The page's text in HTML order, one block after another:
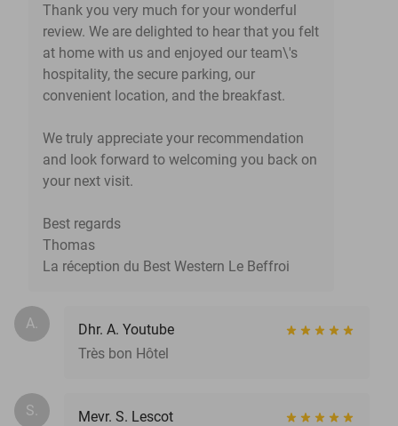
Thank you very much for your wonderful
review. We are delighted to hear that you felt
at home with us and enjoyed our team\'s
hospitality, the secure parking, our
convenient location, and the breakfast.
We truly appreciate your recommendation
and look forward to welcoming you back on
your next visit.
Best regards
Thomas
La réception du Best Western Le Beffroi
A.
Dhr. A. Youtube
Très bon Hôtel
S.
Mevr. S. Lescot